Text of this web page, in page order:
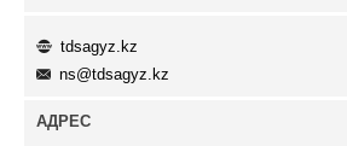
tdsagyz.kz
ns@tdsagyz.kz